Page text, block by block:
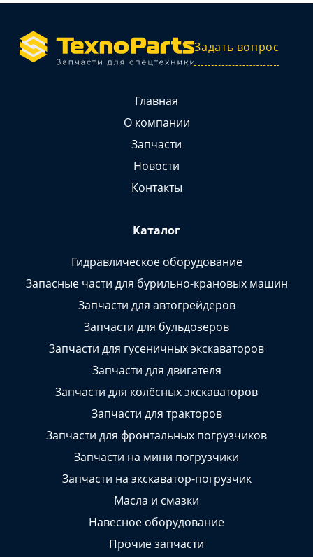
Задать вопрос
Главная
О компании
Запчасти
Новости
Контакты
Каталог
Гидравлическое оборудование
Запасные части для бурильно-крановых машин
Запчасти для автогрейдеров
Запчасти для бульдозеров
Запчасти для гусеничных экскаваторов
Запчасти для двигателя
Запчасти для колёсных экскаваторов
Запчасти для тракторов
Запчасти для фронтальных погрузчиков
Запчасти на мини погрузчики
Запчасти на экскаватор-погрузчик
Масла и смазки
Навесное оборудование
Прочие запчасти